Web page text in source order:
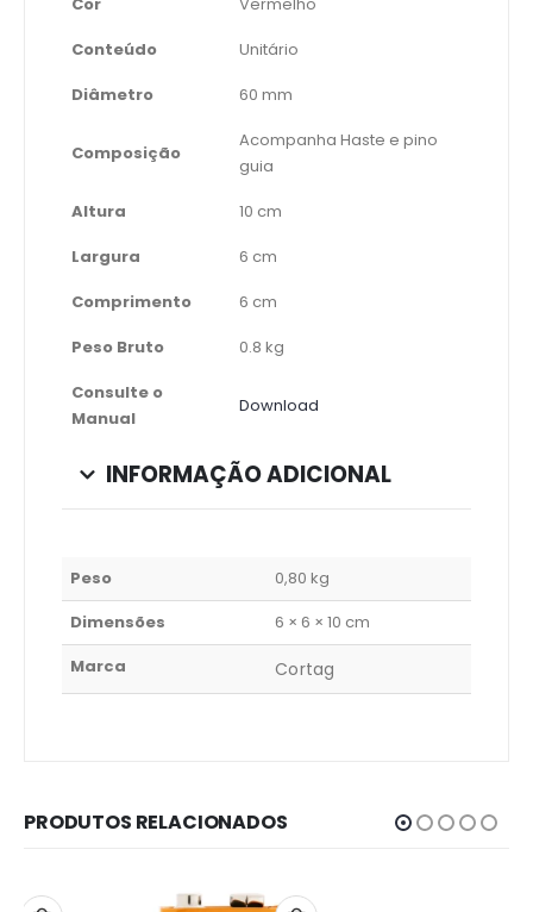
Conteúdo
Unitário
Diâmetro
60 mm
Composição
Acompanha Haste e pino
guia
Altura
10 cm
Largura
6 cm
Comprimento
6 cm
Peso Bruto
0.8 kg
Consulte o
Manual
Download
INFORMAÇÃO ADICIONAL
Peso
0,80 kg
Dimensões
6 × 6 × 10 cm
Marca
Cortag
PRODUTOS RELACIONADOS